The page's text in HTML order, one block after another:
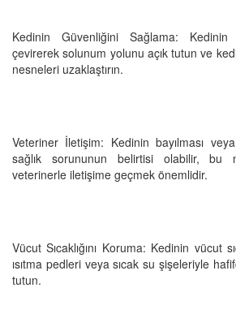
Kedinin Güvenliğini Sağlama: Kedinin
çevirerek solunum yolunu açık tutun ve
nesneleri uzaklaştırın.
Veteriner İletişim: Kedinin bayılması
sağlık sorununun belirtisi olabilir, bu
veterinerle iletişime geçmek önemlidir.
Vücut Sıcaklığını Koruma: Kedinin vücut
ısıtma pedleri veya sıcak su şişeleriyle
tutun.